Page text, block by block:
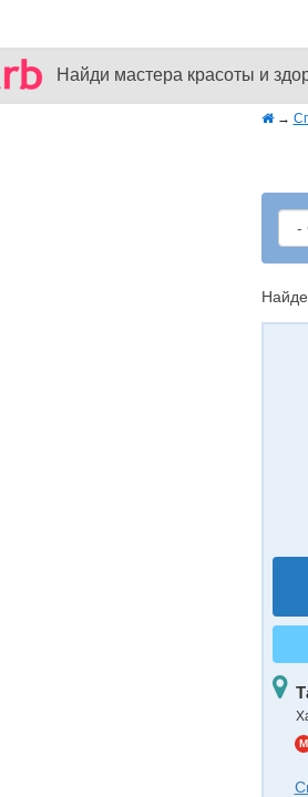
Найди мастера красоты и
→
M